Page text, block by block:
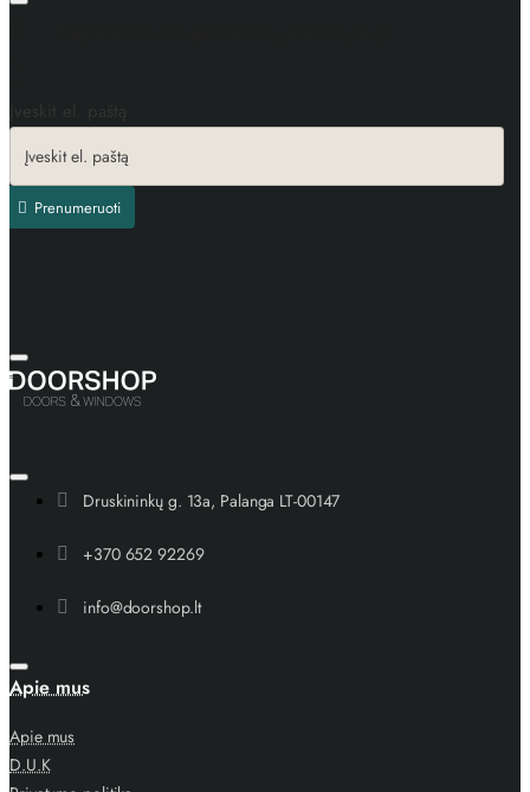
Įveskit el. paštą
Prenumeruoti
Druskininkų g. 13a, Palanga LT-00147
+370 652 92269
info@doorshop.lt
Apie mus
Apie mus
D.U.K